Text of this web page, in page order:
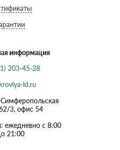
информация
203-45-28
ld.ru
3, офис 54
ежедневно с 8:00
21:00